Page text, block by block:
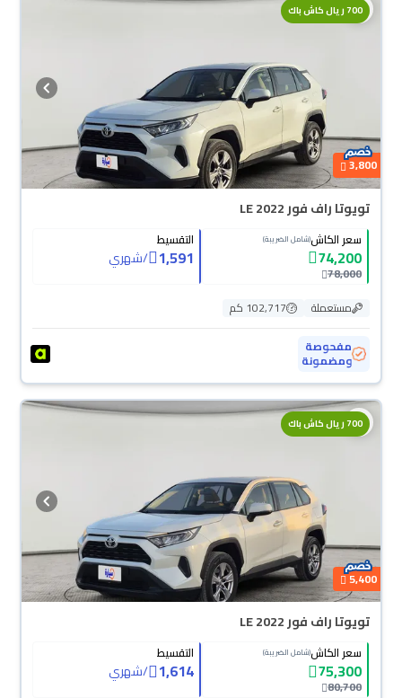
700 ريال كاش باك
3,800
تويوتا راف فور LE 2022
سعر الكاش(شامل الضريبة)
74,200
78,000
التقسيط
1,591
/شهري
مستعملة
102,717 كم
مفحوصة
ومضمونة
700 ريال كاش باك
5,400
تويوتا راف فور LE 2022
سعر الكاش(شامل الضريبة)
75,300
80,700
التقسيط
1,614
/شهري